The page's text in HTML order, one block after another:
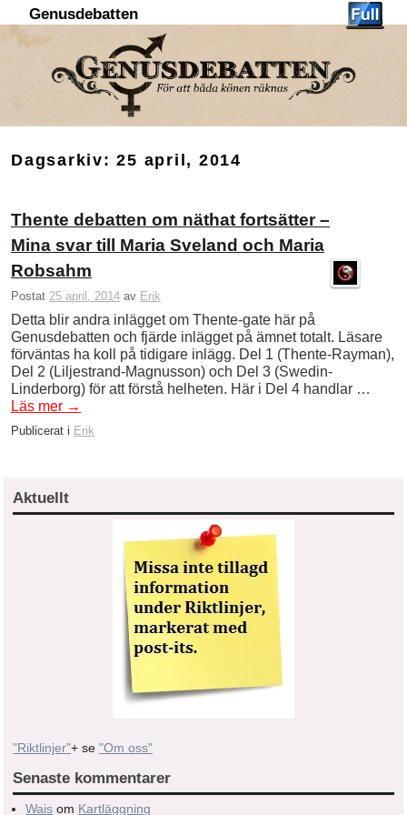
Genusdebatten
Dagsarkiv:25 april, 2014
Thente debatten om näthat fortsätter –
Mina svar till Maria Sveland och Maria
Robsahm
Postat 25 april, 2014 av Erik
Detta blir andra inlägget om Thente-gate här på
Genusdebatten och fjärde inlägget på ämnet totalt. Läsare
förväntas ha koll på tidigare inlägg. Del 1 (Thente-Rayman),
Del 2 (Liljestrand-Magnusson) och Del 3 (Swedin-
Linderborg) för att förstå helheten. Här i Del 4 handlar …
Läs mer →
Publicerat i Erik
Aktuellt
"Riktlinjer"+ se "Om oss"
Senaste kommentarer
Wais om Kartläggning